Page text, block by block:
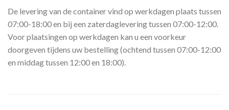
De levering van de container vind op werkdagen plaats tussen
07:00-18:00 en bij een zaterdaglevering tussen 07:00-12:00.
Voor plaatsingen op werkdagen kan u een voorkeur
doorgeven tijdens uw bestelling (ochtend tussen 07:00-12:00
en middag tussen 12:00 en 18:00).